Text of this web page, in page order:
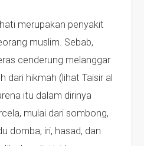
merupakan penyakit
muslim. Sebab,
cenderung melanggar
dari hikmah (lihat Taisir al
itu dalam dirinya
mulai dari sombong,
domba, iri, hasad, dan